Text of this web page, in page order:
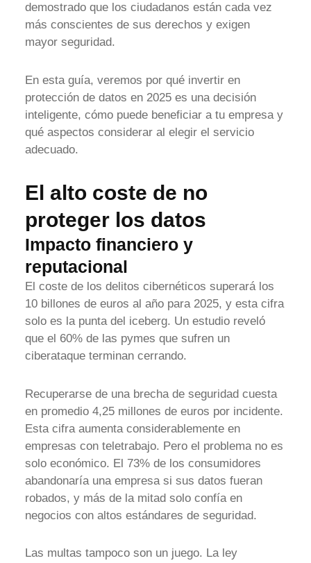
demostrado que los ciudadanos están cada vez
más conscientes de sus derechos y exigen
mayor seguridad.
En esta guía, veremos por qué invertir en
protección de datos en 2025 es una decisión
inteligente, cómo puede beneficiar a tu empresa y
qué aspectos considerar al elegir el servicio
adecuado.
El alto coste de no
proteger los datos
Impacto financiero y
reputacional
El coste de los delitos cibernéticos superará los
10 billones de euros al año para 2025, y esta cifra
solo es la punta del iceberg. Un estudio reveló
que el 60% de las pymes que sufren un
ciberataque terminan cerrando.
Recuperarse de una brecha de seguridad cuesta
en promedio 4,25 millones de euros por incidente.
Esta cifra aumenta considerablemente en
empresas con teletrabajo. Pero el problema no es
solo económico. El 73% de los consumidores
abandonaría una empresa si sus datos fueran
robados, y más de la mitad solo confía en
negocios con altos estándares de seguridad.
Las multas tampoco son un juego. La ley